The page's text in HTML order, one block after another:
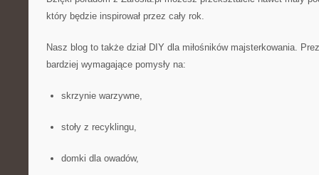
który będzie inspirował przez cały rok.
Nasz blog to także dział DIY dla miłośników majsterkowania.
bardziej wymagające pomysły na:
skrzynie warzywne,
stoły z recyklingu,
domki dla owadów,